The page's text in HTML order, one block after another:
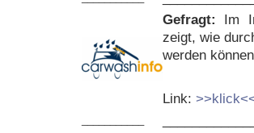
Gefragt: Im
zeigt, wie
werden
Link: